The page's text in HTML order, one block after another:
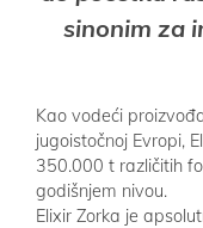
sinonim za
Kao vodeći
jugoistočnoj Evropi,
350.000 t različitih
godišnjem nivou.
Elixir Zorka je